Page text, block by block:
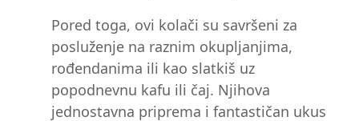
Pored toga, ovi kolači su savršeni za
posluženje na raznim okupljanjima,
rođendanima ili kao slatkiš uz
popodnevnu kafu ili čaj. Njihova
jednostavna priprema i fantastičan ukus